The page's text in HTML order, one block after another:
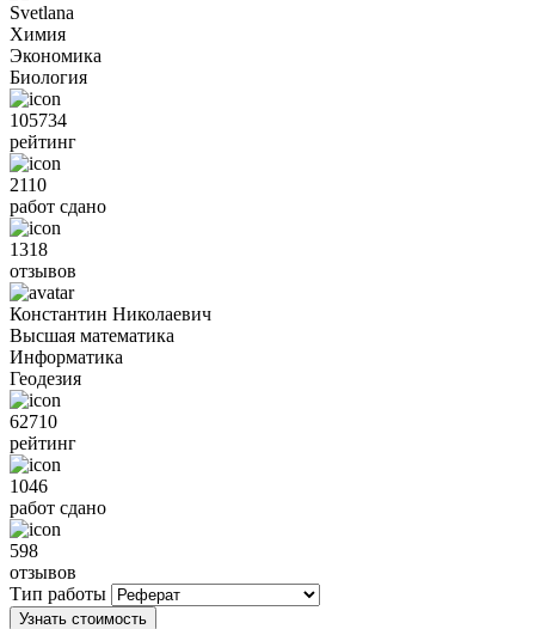
Svetlana
Химия
Экономика
Биология
105734
рейтинг
2110
работ сдано
1318
отзывов
Константин Николаевич
Высшая математика
Информатика
Геодезия
62710
рейтинг
1046
работ сдано
598
отзывов
Тип работы
Узнать стоимость